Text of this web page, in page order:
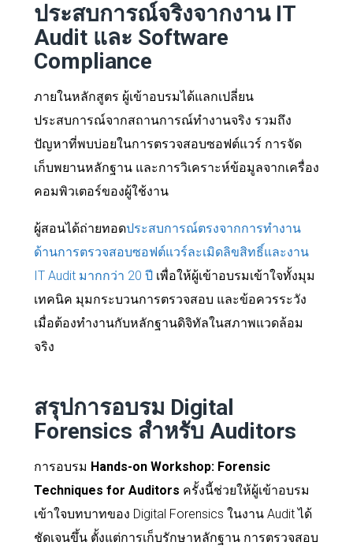
ประสบการณ์จริงจากงาน IT
Audit และ Software
Compliance
ภายในหลักสูตร ผู้เข้าอบรมได้แลกเปลี่ยน
ประสบการณ์จากสถานการณ์ทำงานจริง รวมถึง
ปัญหาที่พบบ่อยในการตรวจสอบซอฟต์แวร์ การจัด
เก็บพยานหลักฐาน และการวิเคราะห์ข้อมูลจากเครื่อง
คอมพิวเตอร์ของผู้ใช้งาน
ผู้สอนได้ถ่ายทอดประสบการณ์ตรงจากการทำงาน
ด้านการตรวจสอบซอฟต์แวร์ละเมิดลิขสิทธิ์และงาน
IT Audit มากกว่า 20 ปี เพื่อให้ผู้เข้าอบรมเข้าใจทั้งมุม
เทคนิค มุมกระบวนการตรวจสอบ และข้อควรระวัง
เมื่อต้องทำงานกับหลักฐานดิจิทัลในสภาพแวดล้อม
จริง
สรุปการอบรม Digital
Forensics สำหรับ Auditors
การอบรม Hands-on Workshop: Forensic
Techniques for Auditors ครั้งนี้ช่วยให้ผู้เข้าอบรม
เข้าใจบทบาทของ Digital Forensics ในงาน Audit ได้
ชัดเจนขึ้น ตั้งแต่การเก็บรักษาหลักฐาน การตรวจสอบ